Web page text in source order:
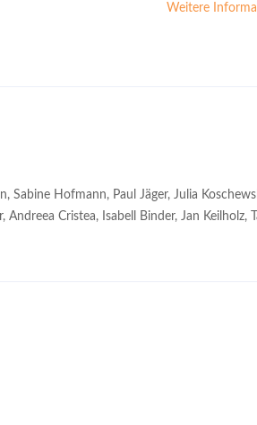
Weitere
Hofmann, Paul Jäger, Julia
Cristea, Isabell Binder, Jan Keilholz,